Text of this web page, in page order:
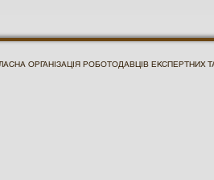
ОРГАНІЗАЦІЯ РОБОТОДАВЦІВ ЕКСПЕРТНИХ